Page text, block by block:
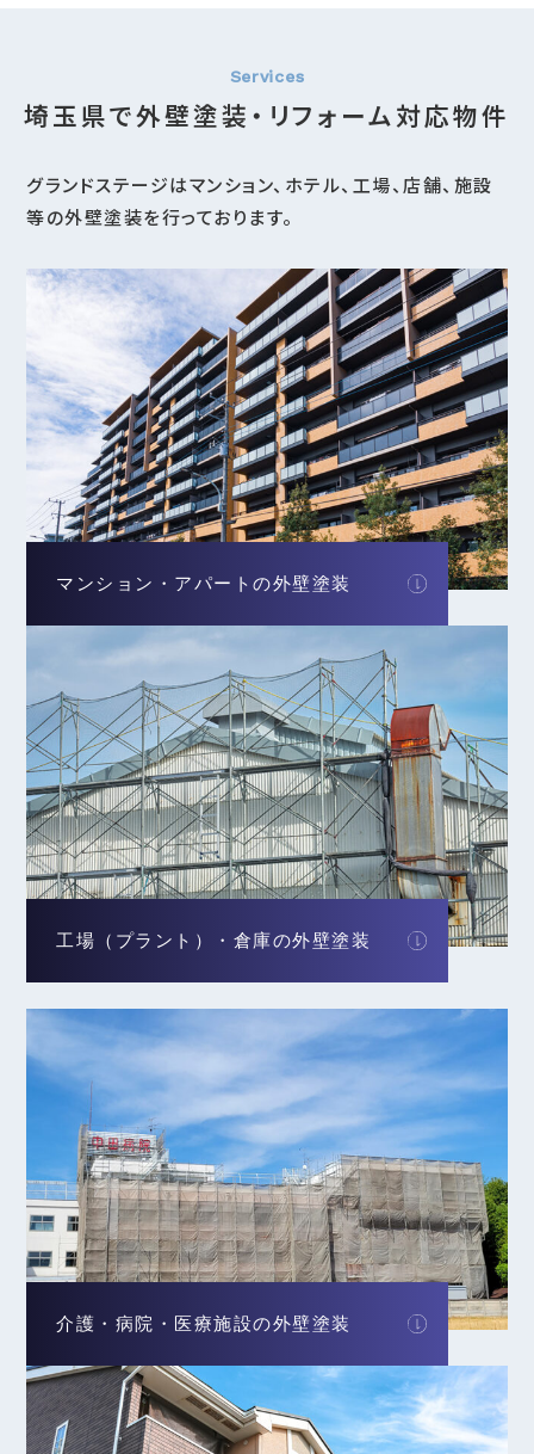
埼玉県で外壁塗装・リフォーム対応物件
グランドステージはマンション、ホテル、工場、店舗、施設
等の外壁塗装を行っております。
マンション・アパートの外壁塗装
工場（プラント）・倉庫の外壁塗装
介護・病院・医療施設の外壁塗装